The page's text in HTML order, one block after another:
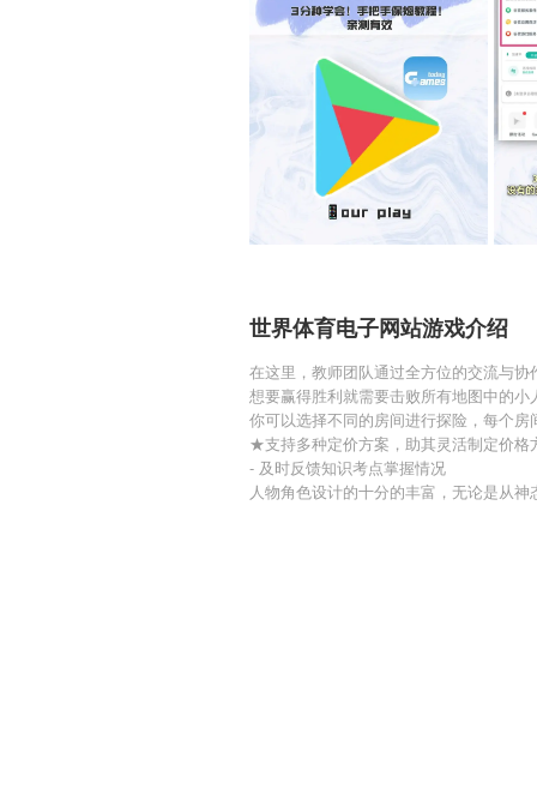
世界体育电子网站游戏介绍
在这里，教师团队通过全方位的交流与协
想要赢得胜利就需要击败所有地图中的小
你可以选择不同的房间进行探险，每个房
★支持多种定价方案，助其灵活制定价格
- 及时反馈知识考点掌握情况
人物角色设计的十分的丰富，无论是从神